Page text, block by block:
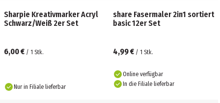
Sharpie Kreativmarker Acryl
Schwarz/Weiß 2er Set
6,00 € / 1 Stk.
Nur in Filiale lieferbar
share Fasermaler 2in1 sortiert
basic 12er Set
4,99 € / 1 Stk.
Online verfügbar
In die Filiale lieferbar